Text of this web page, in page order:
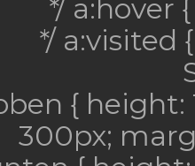
*/ a:hover
*/ a:visited
{
300px;